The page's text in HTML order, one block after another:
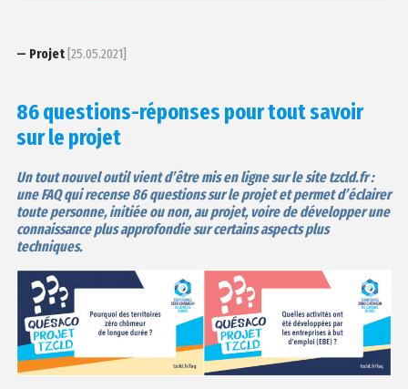
— Projet[25.05.2021]
86 questions-réponses pour tout savoir
sur le projet
Un tout nouvel outil vient d’être mis en ligne sur le site tzcld.fr :
une FAQ qui recense 86 questions sur le projet et permet d’éclairer
toute personne, initiée ou non, au projet, voire de développer une
connaissance plus approfondie sur certains aspects plus
techniques.